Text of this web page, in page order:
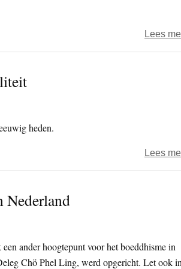
Lees
heden.
Lees
Nederland
ander hoogtepunt voor het boeddhisme in
Chö Phel Ling, werd opgericht. Let ook in